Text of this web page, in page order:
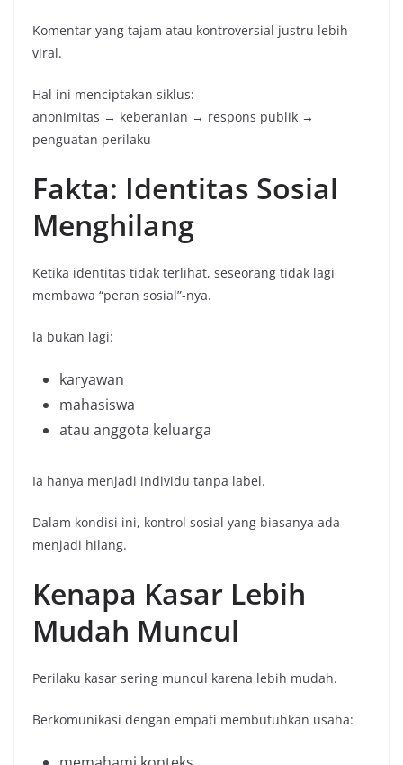
Komentar yang tajam atau kontroversial justru lebih
viral.
Hal ini menciptakan siklus:
anonimitas → keberanian → respons publik →
penguatan perilaku
Fakta: Identitas Sosial
Menghilang
Ketika identitas tidak terlihat, seseorang tidak lagi
membawa “peran sosial”-nya.
Ia bukan lagi:
karyawan
mahasiswa
atau anggota keluarga
Ia hanya menjadi individu tanpa label.
Dalam kondisi ini, kontrol sosial yang biasanya ada
menjadi hilang.
Kenapa Kasar Lebih
Mudah Muncul
Perilaku kasar sering muncul karena lebih mudah.
Berkomunikasi dengan empati membutuhkan usaha: